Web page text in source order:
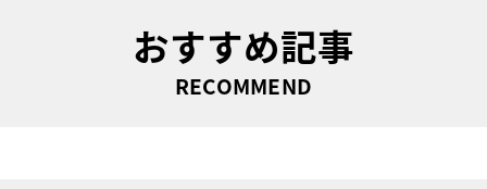
おすすめ記事
RECOMMEND